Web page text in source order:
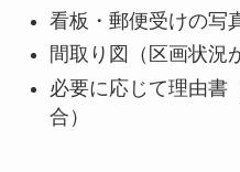
看板・郵便受けの写
間取り図（区画状況
必要に応じて理由書
合）